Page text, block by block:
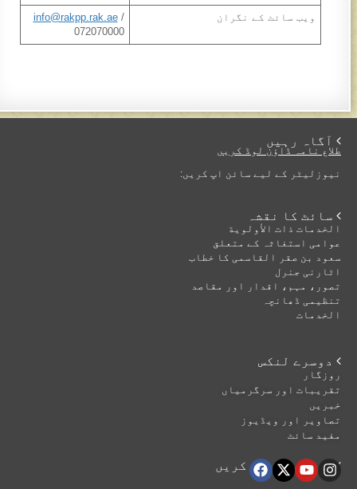
ويب سائٹ کے نگران info@rakpp.rak.ae/
072070000
 آگاہ رہیں
طلاع نامہ ڈاؤن لوڈ کریں
نیوزلیٹر کے لیے سائن اپ کریں:
 سائٹ کا نقشہ
الخدمات ذات الأولوية
عوامی استغاثہ کے متعلق
سعود بن صقر القاسمی کا خطاب
اٹارنی جنرل
تصور، مہم، اقدار اور مقاصد
تنظیمی ڈھانچہ
الخدمات
 دوسرے لنکس
روزگار
تقریبات اور سرگرمیاں
خبریں
تصاویر اور ویڈیوز
مفید سائٹ
 ہماری اتباع کریں